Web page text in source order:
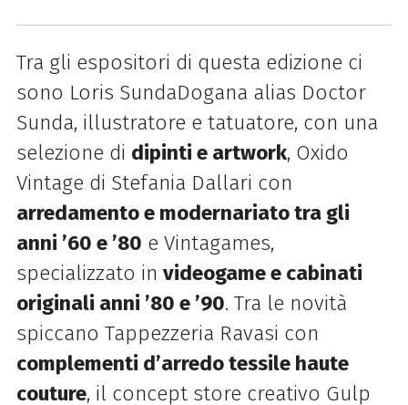
Tra gli espositori di questa edizione ci
sono Loris SundaDogana alias Doctor
Sunda, illustratore e tatuatore, con una
selezione di dipinti e artwork, Oxido
Vintage di Stefania Dallari con
arredamento e modernariato tra gli
anni ’60 e ’80 e Vintagames,
specializzato in videogame e cabinati
originali anni ’80 e ’90. Tra le novità
spiccano Tappezzeria Ravasi con
complementi d’arredo tessile haute
couture, il concept store creativo Gulp